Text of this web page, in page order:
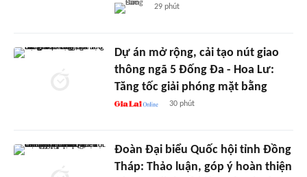
29 phút
Dự án mở rộng, cải tạo nút giao
thông ngã 5 Đống Đa - Hoa Lư:
Tăng tốc giải phóng mặt bằng
30 phút
Đoàn Đại biểu Quốc hội tỉnh Đồng
Tháp: Thảo luận, góp ý hoàn thiện